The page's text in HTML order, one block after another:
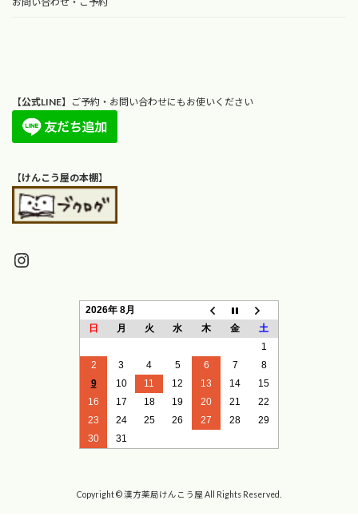
【公式LINE】ご予約・お問い合わせにもお使いください
【けんこう屋の本棚】
Instagram
2026年 8月
日
月 火 水 木 金
土
1
2
3 4 5 6 7
8
9
10 11 12 13 14
15
16
17 18 19 20 21
22
23
24 25 26 27 28
29
30
31
Copyright © 漢方薬局けんこう屋 All Rights Reserved.